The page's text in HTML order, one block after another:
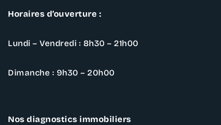
Horaires d’ouverture :
Lundi – Vendredi : 8h30 – 21h00
Dimanche : 9h30 – 20h00
Nos diagnostics immobiliers